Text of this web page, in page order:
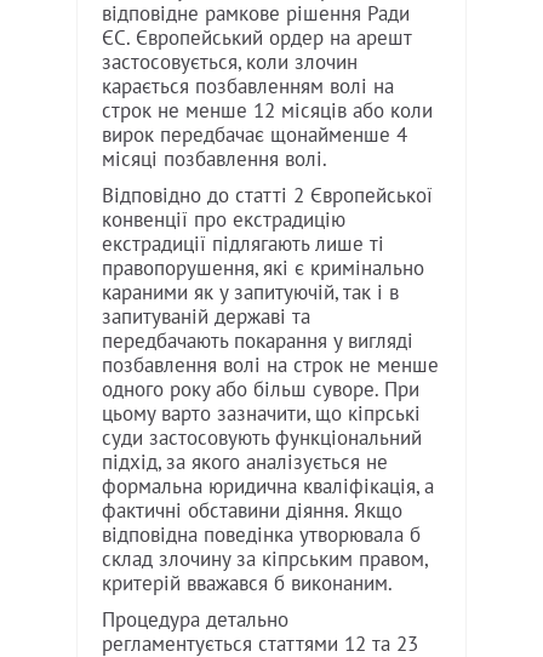
відповідне рамкове рішення Ради
ЄС. Європейський ордер на арешт
застосовується, коли злочин
карається позбавленням волі на
строк не менше 12 місяців або коли
вирок передбачає щонайменше 4
місяці позбавлення волі.
Відповідно до статті 2 Європейської
конвенції про екстрадицію
екстрадиції підлягають лише ті
правопорушення, які є кримінально
караними як у запитуючій, так і в
запитуваній державі та
передбачають покарання у вигляді
позбавлення волі на строк не менше
одного року або більш суворе. При
цьому варто зазначити, що кіпрські
суди застосовують функціональний
підхід, за якого аналізується не
формальна юридична кваліфікація, а
фактичні обставини діяння. Якщо
відповідна поведінка утворювала б
склад злочину за кіпрським правом,
критерій вважався б виконаним.
Процедура детально
регламентується статтями 12 та 23